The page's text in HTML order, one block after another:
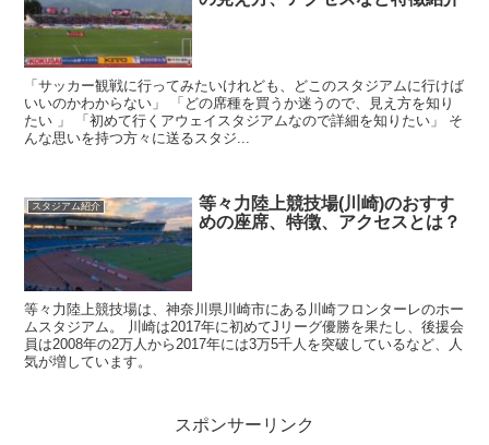
「サッカー観戦に行ってみたいけれども、どこのスタジアムに行けば
いいのかわからない」 「どの席種を買うか迷うので、見え方を知り
たい 」 「初めて行くアウェイスタジアムなので詳細を知りたい」 そ
んな思いを持つ方々に送るスタジ...
スタジアム紹介
等々力陸上競技場(川崎)のおすす
めの座席、特徴、アクセスとは？
等々力陸上競技場は、神奈川県川崎市にある川崎フロンターレのホー
ムスタジアム。 川崎は2017年に初めてJリーグ優勝を果たし、後援会
員は2008年の2万人から2017年には3万5千人を突破しているなど、人
気が増しています。
スポンサーリンク